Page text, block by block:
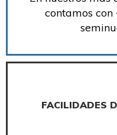
contamos
FACILIDADES